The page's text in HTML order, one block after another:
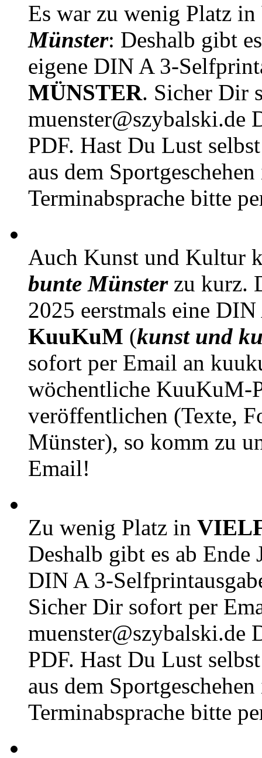
Es war zu wenig Platz in
Münster: Deshalb gibt
eigene DIN A 3-
MÜNSTER. Sicher Dir
muenster@szybalski.de
PDF. Hast Du Lust
aus dem
Terminabsprache bitte
Auch Kunst und Kultur
bunte Münsterzu kurz.
2025 eerstmals eine
KuuKuM (kunst und
sofort per Email an
wöchentliche KuuKuM-
veröffentlichen (Texte,
Münster), so komm zu
Email!
Zu wenig Platz in
Deshalb gibt es ab Ende
DIN A 3-
Sicher Dir sofort per
muenster@szybalski.de
PDF. Hast Du Lust
aus dem
Terminabsprache bitte